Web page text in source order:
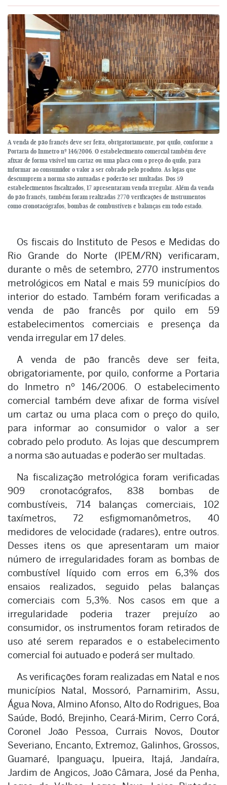
A venda de pão francês deve ser feita, obrigatoriamente, por quilo, conforme a
Portaria do Inmetro nº 146/2006. O estabelecimento comercial também deve
afixar de forma visível um cartaz ou uma placa com o preço do quilo, para
informar ao consumidor o valor a ser cobrado pelo produto. As lojas que
descumprem a norma são autuadas e poderão ser multadas. Dos 59
estabelecimentos fiscalizados, 17 apresentaram venda irregular. Além da venda
do pão francês, também foram realizadas 2770 verificações de instrumentos
como cronotacógrafos, bombas de combustíveis e balanças em todo estado.
Os fiscais do Instituto de Pesos e Medidas do
Rio Grande do Norte (IPEM/RN) verificaram,
durante o mês de setembro, 2770 instrumentos
metrológicos em Natal e mais 59 municípios do
interior do estado. Também foram verificadas a
venda de pão francês por quilo em 59
estabelecimentos comerciais e presença da
venda irregular em 17 deles.
A venda de pão francês deve ser feita,
obrigatoriamente, por quilo, conforme a Portaria
do Inmetro nº 146/2006. O estabelecimento
comercial também deve afixar de forma visível
um cartaz ou uma placa com o preço do quilo,
para informar ao consumidor o valor a ser
cobrado pelo produto. As lojas que descumprem
a norma são autuadas e poderão ser multadas.
Na fiscalização metrológica foram verificadas
909 cronotacógrafos, 838 bombas de
combustíveis, 714 balanças comerciais, 102
taxímetros, 72 esfigmomanômetros, 40
medidores de velocidade (radares), entre outros.
Desses itens os que apresentaram um maior
número de irregularidades foram as bombas de
combustível líquido com erros em 6,3% dos
ensaios realizados, seguido pelas balanças
comerciais com 5,3%. Nos casos em que a
irregularidade poderia trazer prejuízo ao
consumidor, os instrumentos foram retirados de
uso até serem reparados e o estabelecimento
comercial foi autuado e poderá ser multado.
As verificações foram realizadas em Natal e nos
municípios Natal, Mossoró, Parnamirim, Assu,
Água Nova, Almino Afonso, Alto do Rodrigues, Boa
Saúde, Bodó, Brejinho, Ceará-Mirim, Cerro Corá,
Coronel João Pessoa, Currais Novos, Doutor
Severiano, Encanto, Extremoz, Galinhos, Grossos,
Guamaré, Ipanguaçu, Ipueira, Itajá, Jandaíra,
Jardim de Angicos, João Câmara, José da Penha,